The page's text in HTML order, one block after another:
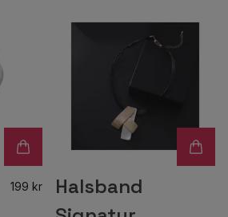
199 kr
Halsband